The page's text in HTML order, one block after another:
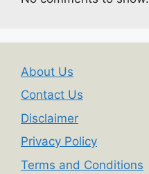
About Us
Contact Us
Disclaimer
Privacy Policy
Terms and Conditions